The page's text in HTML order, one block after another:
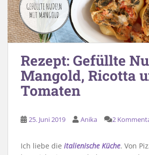
Rezept: Gefüllte
Mangold, Ricotta
Tomaten
25. Juni 2019 Anika 2
Ich liebe die italienische Küche. Von